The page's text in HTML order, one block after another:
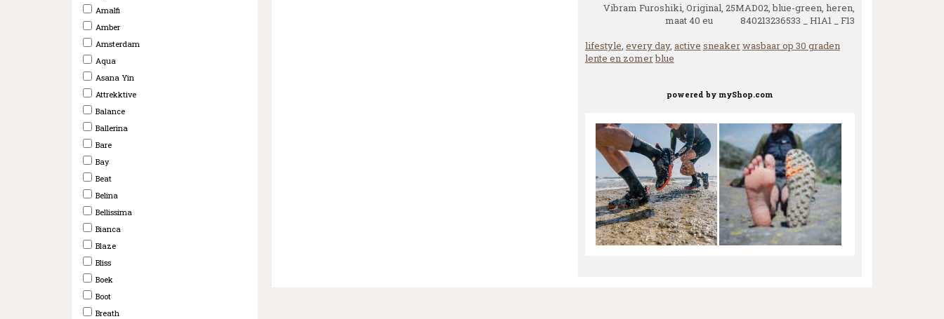
Amalfi
Amber
Amsterdam
Aqua
Asana Yin
Attrekktive
Balance
Ballerina
Bare
Bay
Beat
Belina
Bellissima
Bianca
Blaze
Bliss
Boek
Boot
Breath
Vibram Furoshiki, Original, 25MAD02, blue-green, heren,
maat 40 eu 840213236533 _ H1A1 _ F13
lifestyle, every day, active sneakerwasbaar op 30 graden
lente en zomerblue
powered by myShop.com